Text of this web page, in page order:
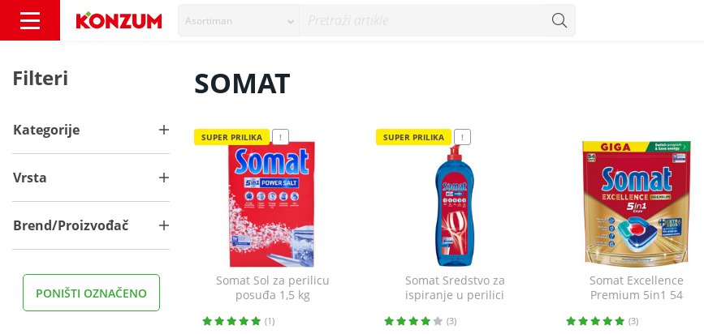
Asortiman
Filteri
Kategorije
Vrsta
Brend/Proizvođač
PONIŠTI OZNAČENO
SOMAT
SUPER PRILIKA !
Somat Sol za perilicu
posuđa 1,5 kg
(1)
SUPER PRILIKA !
Somat Sredstvo za
ispiranje u perilici
(3)
Somat Excellence
Premium 5in1 54
(3)